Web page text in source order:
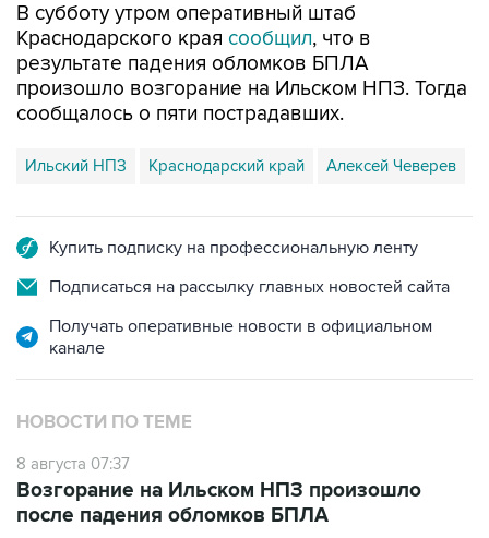
В субботу утром оперативный штаб
Краснодарского края сообщил, что в
результате падения обломков БПЛА
произошло возгорание на Ильском НПЗ. Тогда
сообщалось о пяти пострадавших.
Ильский НПЗ Краснодарский край Алексей Чеверев
Купить подписку на профессиональную ленту
Подписаться на рассылку главных новостей сайта
Получать оперативные новости в официальном
канале
НОВОСТИ ПО ТЕМЕ
8 августа 07:37
Возгорание на Ильском НПЗ произошло
после падения обломков БПЛА